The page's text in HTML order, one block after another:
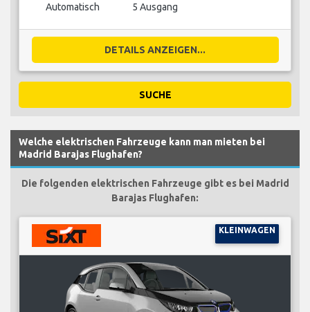
Automatisch 5 Ausgang
DETAILS ANZEIGEN...
SUCHE
Welche elektrischen Fahrzeuge kann man mieten bei
Madrid Barajas Flughafen?
Die folgenden elektrischen Fahrzeuge gibt es bei Madrid
Barajas Flughafen:
KLEINWAGEN